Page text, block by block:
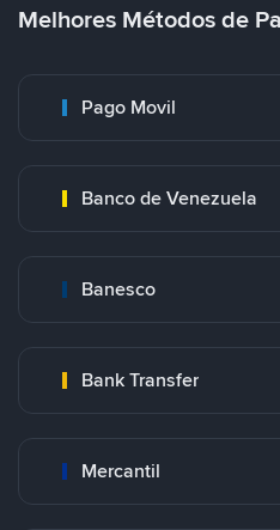
Melhores Métodos de
Pago Movil
Banco de Venezuela
Banesco
Bank Transfer
Mercantil